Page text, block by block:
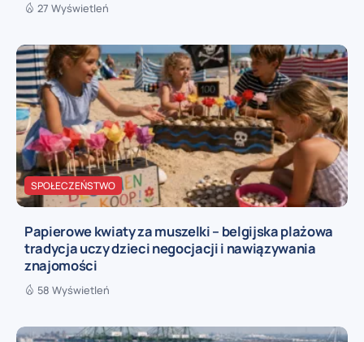
27 Wyświetleń
SPOŁECZEŃSTWO
Papierowe kwiaty za muszelki – belgijska plażowa
tradycja uczy dzieci negocjacji i nawiązywania
znajomości
58 Wyświetleń